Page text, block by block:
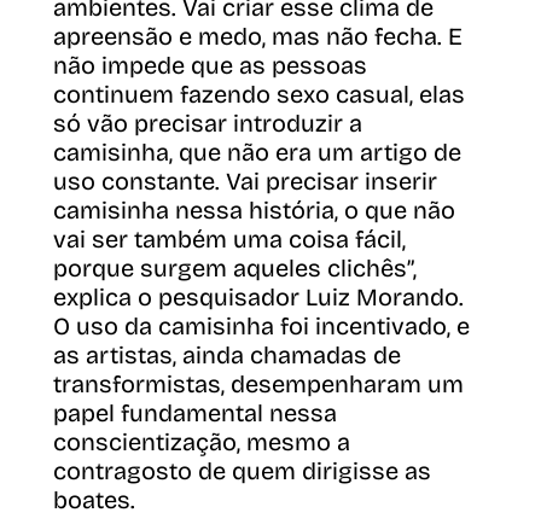
ambientes. Vai criar esse clima de
apreensão e medo, mas não fecha. E
não impede que as pessoas
continuem fazendo sexo casual, elas
só vão precisar introduzir a
camisinha, que não era um artigo de
uso constante. Vai precisar inserir
camisinha nessa história, o que não
vai ser também uma coisa fácil,
porque surgem aqueles clichês”,
explica o pesquisador Luiz Morando.
O uso da camisinha foi incentivado, e
as artistas, ainda chamadas de
transformistas, desempenharam um
papel fundamental nessa
conscientização, mesmo a
contragosto de quem dirigisse as
boates.